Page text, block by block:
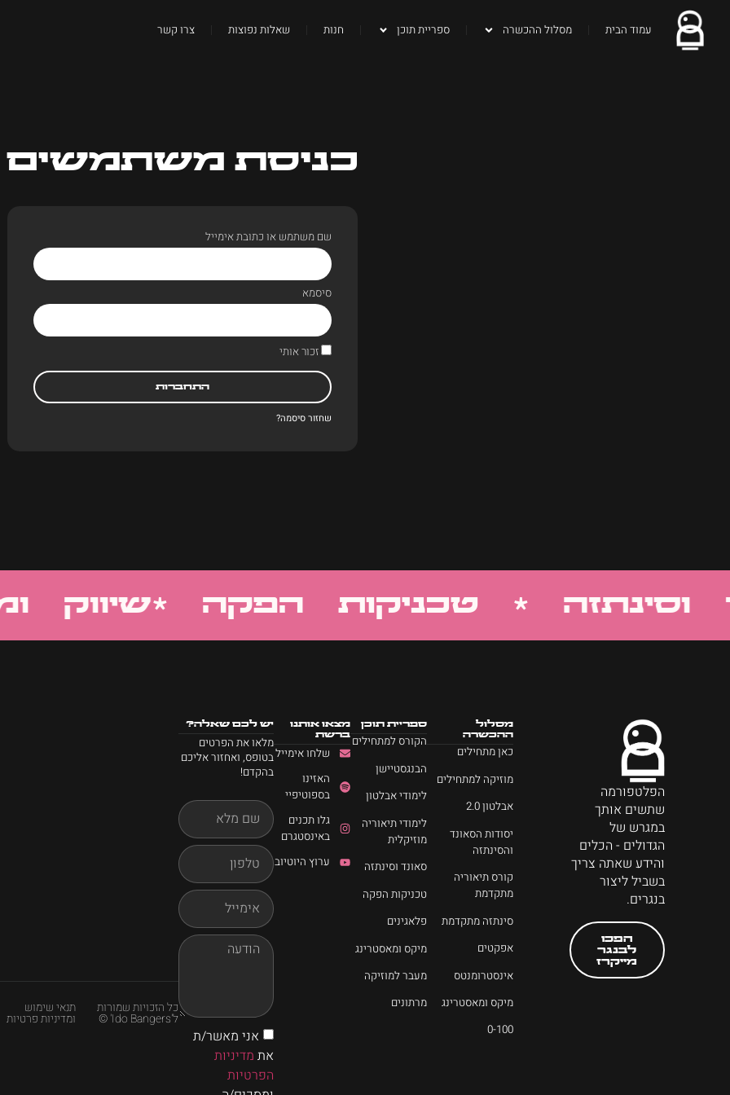
עמוד הבית מסלול ההכשרה ספריית תוכן חנות שאלות נפוצות צרו קשר
כניסת משתמשים
שם משתמש או כתובת אימייל
סיסמא
זכור אותי
התחברות
שחזור סיסמה?
* טכניקות הפקה * שיווק
הפלטפורמה
שתשים אותך
במגרש של
הגדולים - הכלים
והידע שאתה צריך
בשביל ליצור
בנגרים.
הפכו
לבנגר
מייקרז
מסלול
ההכשרה
כאן מתחילים
מוזיקה למתחילים
אבלטון 2.0
יסודות הסאונד
והסינתזה
קורס תיאוריה
מתקדמת
סינתזה מתקדמת
אפקטים
אינסטרומנטס
מיקס ומאסטרינג
0-100
ספריית תוכן
הקורס למתחילים
הבנגסטיישן
לימודי אבלטון
לימודי תיאוריה
מוזיקלית
סאונד וסינתזה
טכניקות הפקה
פלאגינים
מיקס ומאסטרינג
מעבר למוזיקה
מרתונים
מצאו אותנו
ברשת
שלחו אימייל
האזינו
בספוטיפיי
גלו תכנים
באינסטגרם
ערוץ היוטיוב
יש לכם שאלה?
מלאו את הפרטים
בטופס, ואחזור אליכם
בהקדם!
אני מאשר/ת
את מדיניות
הפרטיות
כל הזכויות שמורות
ל'Ido Bangers' ©
תנאי שימוש
ומדיניות פרטיות